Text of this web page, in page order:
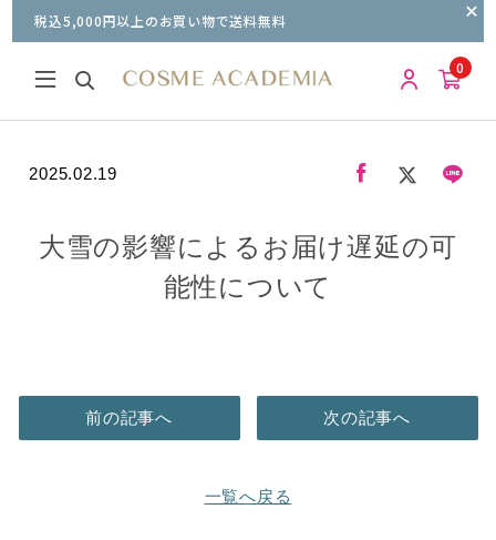
税込5,000円以上のお買い物で送料無料
0
2025.02.19
大雪の影響によるお届け遅延の可
能性について
前の記事へ
一覧へ戻る
次の記事へ